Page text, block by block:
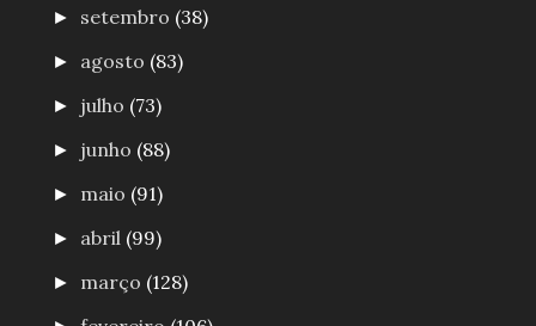
► setembro (38)
► agosto (83)
► julho (73)
► junho (88)
► maio (91)
► abril (99)
► março (128)